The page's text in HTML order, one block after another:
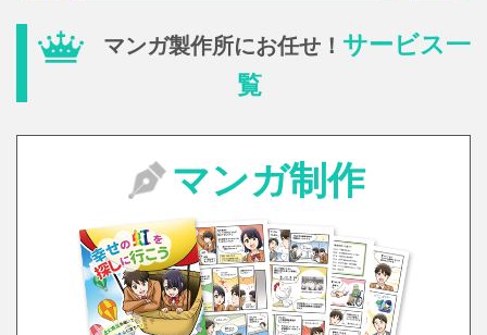
マンガ製作所にお任せ！ サービス一
覧
マンガ制作